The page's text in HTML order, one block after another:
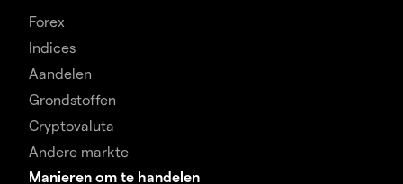
Forex
Indices
Aandelen
Grondstoffen
Cryptovaluta
Andere markte
Manieren om te handelen